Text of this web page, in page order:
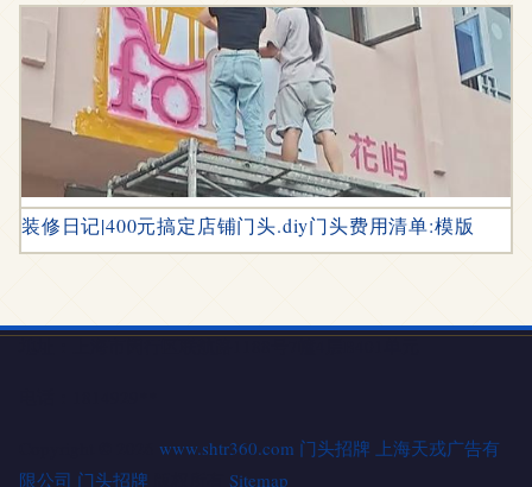
装修日记|400元搞定店铺门头.diy门头费用清单:模版
www.shtr360.com 门头招牌 上海天戎广告有
限公司 门头招牌 Sitemap